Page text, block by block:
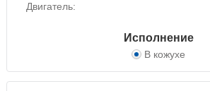
Двигатель:
Исполнение
В кожухе